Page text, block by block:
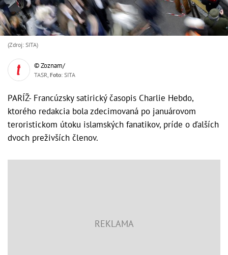
(Zdroj: SITA)
© Zoznam/
TASR, Foto: SITA
PARÍŽ- Francúzsky satirický časopis Charlie Hebdo,
ktorého redakcia bola zdecimovaná po januárovom
teroristickom útoku islamských fanatikov, príde o ďalších
dvoch preživších členov.